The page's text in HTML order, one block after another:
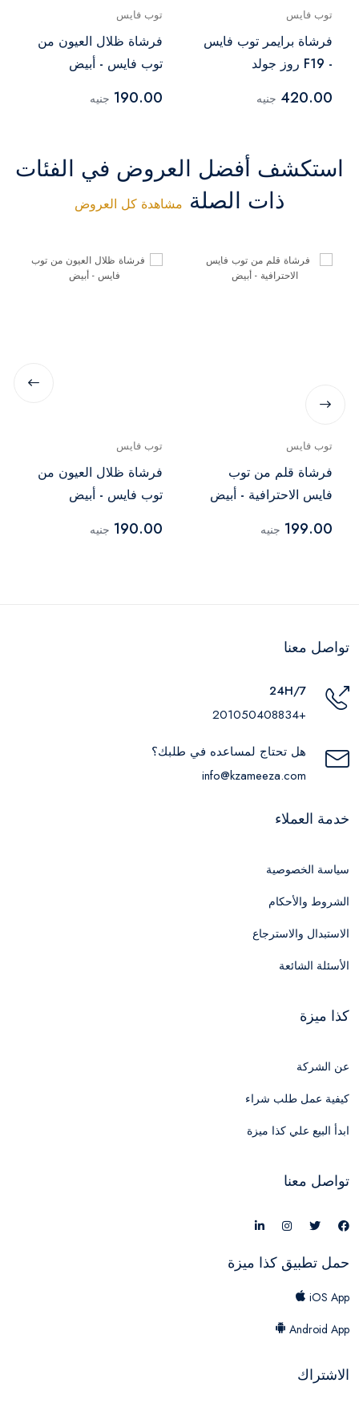
توب فايس
فرشاة برايمر توب فايس
- F19 روز جولد
420.00 جنيه
توب فايس
فرشاة ظلال العيون من
توب فايس - أبيض
190.00 جنيه
استكشف أفضل العروض في الفئات
ذات الصلة مشاهدة كل العروض
توب فايس
فرشاة قلم من توب
فايس الاحترافية - أبيض
199.00 جنيه
توب فايس
فرشاة ظلال العيون من
توب فايس - أبيض
190.00 جنيه
تواصل معنا
24H/7
+201050408834
هل تحتاج لمساعده في طلبك؟
info@kzameeza.com
خدمة العملاء
سياسة الخصوصية
الشروط والأحكام
الاستبدال والاسترجاع
الأسئلة الشائعة
كذا ميزة
عن الشركة
كيفية عمل طلب شراء
ابدأ البيع علي كذا ميزة
تواصل معنا
حمل تطبيق كذا ميزة
iOS App
Android App
الاشتراك